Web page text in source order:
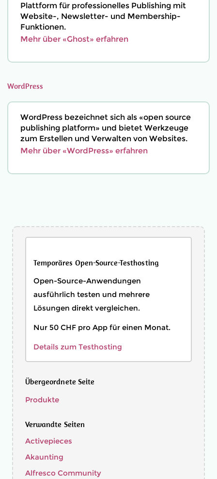
Plattform für professionelles Publishing mit
Website-, Newsletter- und Membership-
Funktionen.
Mehr über «Ghost» erfahren
WordPress
WordPress bezeichnet sich als «open source
publishing platform» und bietet Werkzeuge
zum Erstellen und Verwalten von Websites.
Mehr über «WordPress» erfahren
Temporäres Open-Source-Testhosting
Open-Source-Anwendungen
ausführlich testen und mehrere
Lösungen direkt vergleichen.
Nur 50 CHF pro App für einen Monat.
Details zum Testhosting
Übergeordnete Seite
Produkte
Verwandte Seiten
Activepieces
Akaunting
Alfresco Community